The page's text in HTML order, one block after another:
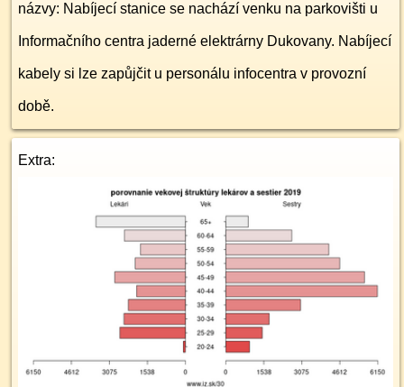
názvy: Nabíjecí stanice se nachází venku na parkovišti u
Informačního centra jaderné elektrárny Dukovany. Nabíjecí
kabely si lze zapůjčit u personálu infocentra v provozní
době.
Extra: